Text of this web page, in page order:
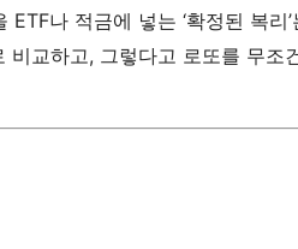
나 적금에 넣는 ‘확정된 복리
교하고, 그렇다고 로또를 무조